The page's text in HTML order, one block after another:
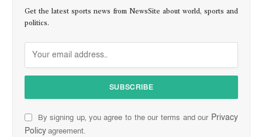
Get the latest sports news from NewsSite about world, sports and
politics.
By signing up, you agree to the our terms and our Privacy
Policyagreement.